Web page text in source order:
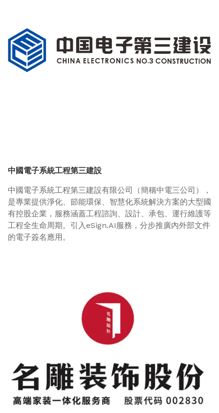
中國電子系統工程第三建設
中國電子系統工程第三建設有限公司（簡稱中電三公司），
是專業提供淨化、節能環保、智慧化系統解決方案的大型國
有控股企業，服務涵蓋工程諮詢、設計、承包、運行維護等
工程全生命周期。引入eSign.AI服務，分步推廣內外部文件
的電子簽名應用。